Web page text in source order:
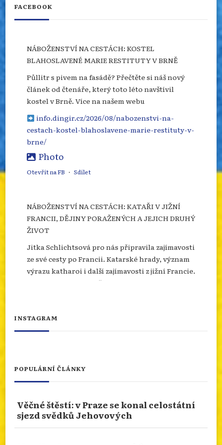
FACEBOOK
NÁBOŽENSTVÍ NA CESTÁCH: KOSTEL
BLAHOSLAVENÉ MARIE RESTITUTY V BRNĚ
Půllitr s pivem na fasádě? Přečtěte si náš nový
článek od čtenáře, který toto léto navštívil
kostel v Brně. Více na našem webu
info.dingir.cz/2026/08/nabozenstvi-na-
cestach-kostel-blahoslavene-marie-restituty-v-
brne/
Photo
Otevřít na FB · Sdílet
NÁBOŽENSTVÍ NA CESTÁCH: KATAŘI V JIŽNÍ
FRANCII, DĚJINY PORAŽENÝCH A JEJICH DRUHÝ
ŽIVOT
Jitka Schlichtsová pro nás připravila zajímavosti
ze své cesty po Francii. Katarské hrady, význam
výrazu katharoi i další zajímavosti z jižní Francie.
Více se dozvíte na našem webu.
porazenych-a-jejich-d...
Od 10.ledna 2026 do 10.ledna 2027 je rok svatého
Františka. Podívejme se prostřednictvím cesty
naší čtenářky do rodného města tohoto světce.
INSTAGRAM
POPULÁRNÍ ČLÁNKY
Věčné štěstí: v Praze se konal celostátní
sjezd svědků Jehovových